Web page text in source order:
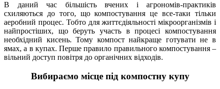
В даний час більшість вчених і агрономів-практиків
схиляються до того, що компостування це все-таки тільки
аеробний процес. Тобто для життєдіяльності мікроорганізмів і
найпростіших, що беруть участь в процесі компостування
необхідний кисень. Тому компост найкраще готувати не в
ямах, а в купах. Перше правило правильного компостування –
вільний доступ повітря до органічних відходів.
Вибираємо місце під компостну купу